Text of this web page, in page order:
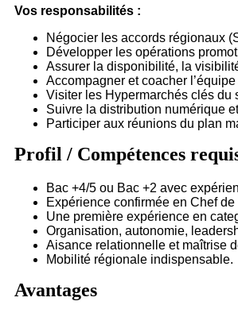
Vos responsabilités :
Négocier les accords régionaux
Développer les opérations
Assurer la disponibilité, la
Accompagner et coacher
Visiter les Hypermarchés clés du
Suivre la distribution numérique
Participer aux réunions du plan
Profil / Compétences
Bac +4/5 ou Bac +2 avec
Expérience confirmée en Chef de
Une première expérience en
Organisation, autonomie,
Aisance relationnelle et maîtrise
Mobilité régionale indispensable.
Avantages